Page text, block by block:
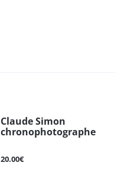
Claude Simon
chronophotographe
20.00€